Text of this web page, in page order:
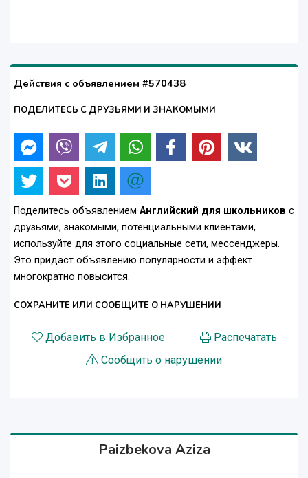
Действия с объявлением #570438
ПОДЕЛИТЕСЬ С ДРУЗЬЯМИ И ЗНАКОМЫМИ
Поделитесь объявлением Английский для школьников с
друзьями, знакомыми, потенциальными клиентами,
используйте для этого социальные сети, мессенджеры.
Это придаст объявлению популярности и эффект
многократно повысится.
СОХРАНИТЕ ИЛИ СООБЩИТЕ О НАРУШЕНИИ
Добавить в Избранное
Распечатать
Сообщить о нарушении
Paizbekova Aziza